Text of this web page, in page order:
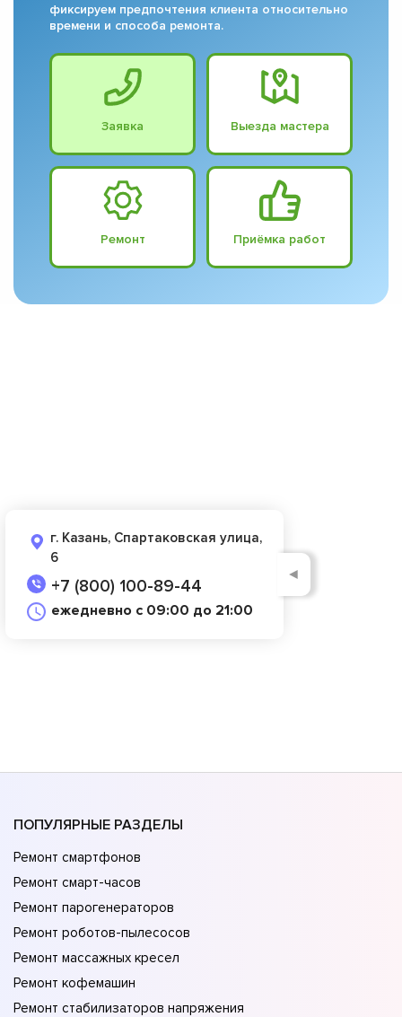
фиксируем предпочтения клиента относительно
времени и способа ремонта.
Заявка Выезда мастера
Ремонт Приёмка работ
г. Казань, Спартаковская улица,
6
+7 (800) 100-89-44
ежедневно с 09:00 до 21:00
◄
ПОПУЛЯРНЫЕ РАЗДЕЛЫ
Ремонт смартфонов
Ремонт смарт-часов
Ремонт парогенераторов
Ремонт роботов-пылесосов
Ремонт массажных кресел
Ремонт кофемашин
Ремонт стабилизаторов напряжения